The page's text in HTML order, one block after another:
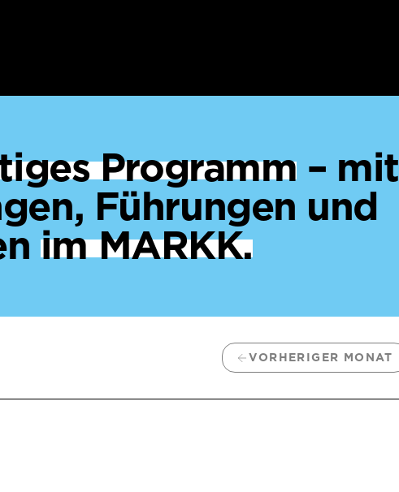
Programm – mit
Führungen und
im MARKK.
VORHERIGER MONAT